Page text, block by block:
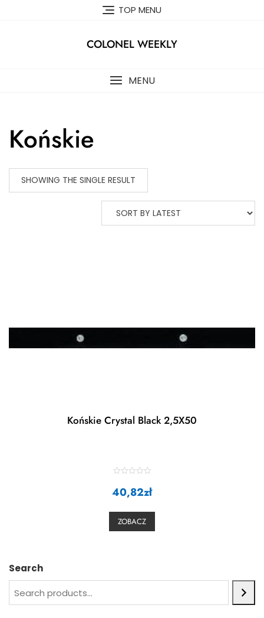
TOP MENU
COLONEL WEEKLY
MENU
Końskie
SHOWING THE SINGLE RESULT
Końskie Crystal Black 2,5X50
a
t
u
40,82zł
ZOBACZ
Search